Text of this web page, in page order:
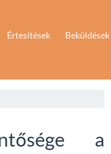
Értesítések Beküldések
a